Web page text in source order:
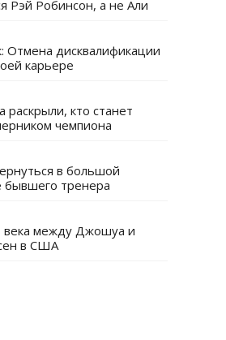
Рэй Робинсон, а не Али
Отмена дисквалификации
карьере
раскрыли, кто станет
чемпиона
в большой
бывшего тренера
века между Джошуа и
в США